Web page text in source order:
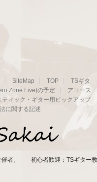
SiteMap TOP
TSギタ
Zone Live)の予定
アコース
ティック・ギター用ピックアップ
に関する記述
催者。 初心者歓迎：TSギター教